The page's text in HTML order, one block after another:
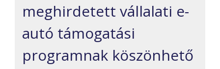
meghirdetett vállalati e-
autó támogatási
programnak köszönhető